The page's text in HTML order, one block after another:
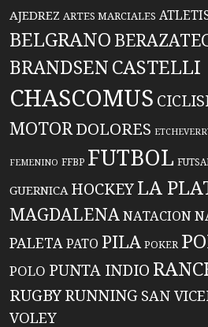
AJEDREZ ARTES MARCIALES
BELGRANO
BRANDSENCASTELLI
CHASCOMUS
MOTORDOLORES
FEMENINO FFBP FUTBOL
GUERNICA HOCKEYLA
MAGDALENANATACION
PALETAPATO PILA POKER
POLO PUNTA INDIO
RUGBYRUNNING SAN
VOLEY